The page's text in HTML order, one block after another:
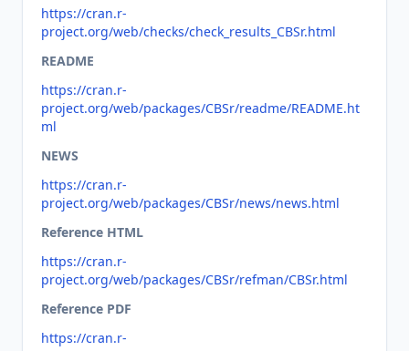
https://cran.r-
project.org/web/checks/check_results_CBSr.html
README
https://cran.r-
project.org/web/packages/CBSr/readme/README.ht
ml
NEWS
https://cran.r-
project.org/web/packages/CBSr/news/news.html
Reference HTML
https://cran.r-
project.org/web/packages/CBSr/refman/CBSr.html
Reference PDF
https://cran.r-